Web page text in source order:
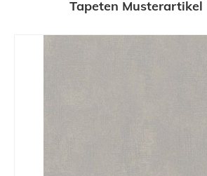
Tapeten Musterartikel